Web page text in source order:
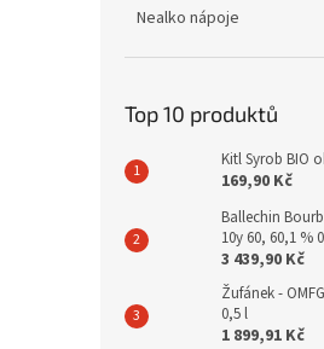
Nealko nápoje
Top 10 produktů
Kitl Syrob BIO
169,90 Kč
Ballechin
10y 60, 60,1 %
3 439,90 Kč
Žufánek -
0,5 l
1 899,91 Kč